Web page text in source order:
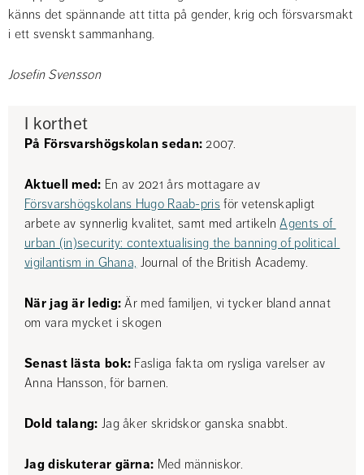
känns det spännande att titta på gender, krig och försvarsmakt
i ett svenskt sammanhang.
Josefin Svensson
I korthet
På Försvarshögskolan sedan: 2007.
Aktuell med:
Försvarshögskolans Hugo Raab-pris för vetenskapligt
arbete av synnerlig kvalitet, samt med artikeln Agents of
urban (in)security: contextualising the banning of political
vigilantism in Ghana, Journal of the British Academy.
När jag är ledig: Är med familjen, vi tycker bland annat
om vara mycket i skogen
Senast lästa bok: Fasliga fakta om rysliga varelser av
Anna Hansson, för barnen.
Dold talang: Jag åker skridskor ganska snabbt.
Jag diskuterar gärna: Med människor.